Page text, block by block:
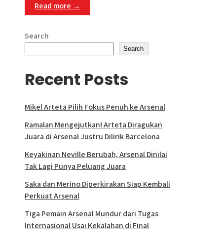
Read more →
Search
Search
Recent Posts
Mikel Arteta Pilih Fokus Penuh ke Arsenal
Ramalan Mengejutkan! Arteta Diragukan
Juara di Arsenal Justru Dilirik Barcelona
Keyakinan Neville Berubah, Arsenal Dinilai
Tak Lagi Punya Peluang Juara
Saka dan Merino Diperkirakan Siap Kembali
Perkuat Arsenal
Tiga Pemain Arsenal Mundur dari Tugas
Internasional Usai Kekalahan di Final